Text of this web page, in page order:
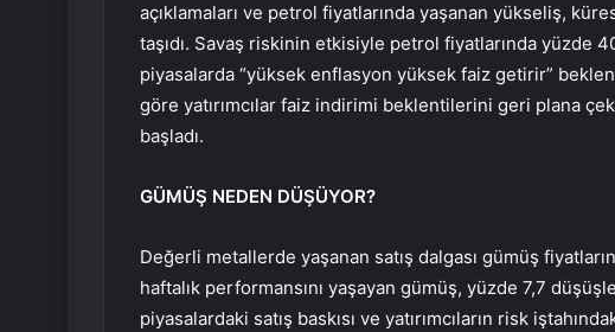
açıklamaları ve petrol fiyatlarında yaşanan yükseliş,
taşıdı. Savaş riskinin etkisiyle petrol fiyatlarında yüzde
piyasalarda “yüksek enflasyon yüksek faiz getirir”
göre yatırımcılar faiz indirimi beklentilerini geri plana
başladı.
GÜMÜŞ NEDEN DÜŞÜYOR?
Değerli metallerde yaşanan satış dalgası gümüş
haftalık performansını yaşayan gümüş, yüzde 7,7
piyasalardaki satış baskısı ve yatırımcıların risk